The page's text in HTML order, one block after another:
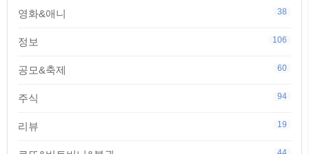
영화&애니 38
정보 106
공모&축제 60
주식 94
리뷰 19